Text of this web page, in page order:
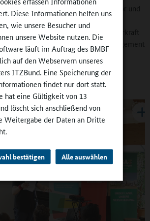
Diese Informationen helfen uns
wie unsere Besucher und
unsere Website nutzen. Die
läuft im Auftrag des BMBF
auf den Webservern unseres
ITZBund. Eine Speicherung der
findet nur dort statt.
hat eine Gültigkeit von 13
löscht sich anschließend von
Weitergabe der Daten an Dritte
bestätigen Alle auswählen
bereitest du selbstständig vor und
Im Anschluss wertest du die
reflexionsstark mit einer Lehrkraft
und hochmotiviertes Engagement
eine Bereicherung!“
Veranstaltung zum Beben